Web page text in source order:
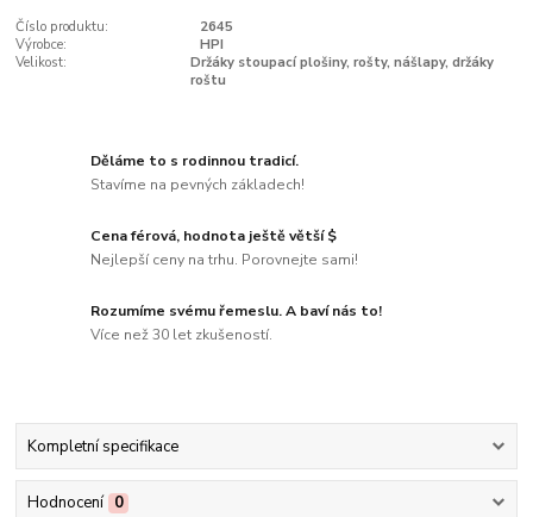
Číslo produktu:
2645
Výrobce:
HPI
Velikost:
Držáky stoupací plošiny, rošty, nášlapy, držáky
roštu
Děláme to s rodinnou tradicí.
Stavíme na pevných základech!
Cena férová, hodnota ještě větší $
Nejlepší ceny na trhu. Porovnejte sami!
Rozumíme svému řemeslu. A baví nás to!
Více než 30 let zkušeností.
Kompletní specifikace
Hodnocení 0